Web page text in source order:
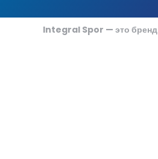
Integral Spor — это бренд